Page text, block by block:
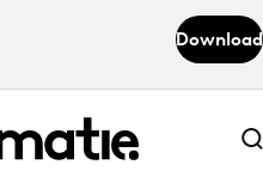
Download
Abonneer nu
Abonneer nu